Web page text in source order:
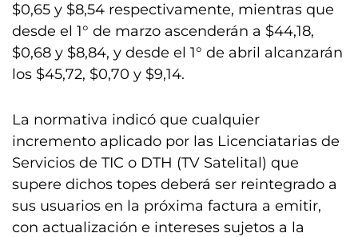
$0,65 y $8,54 respectivamente, mientras que
desde el 1° de marzo ascenderán a $44,18,
$0,68 y $8,84, y desde el 1° de abril alcanzarán
los $45,72, $0,70 y $9,14.
La normativa indicó que cualquier
incremento aplicado por las Licenciatarias de
Servicios de TIC o DTH (TV Satelital) que
supere dichos topes deberá ser reintegrado a
sus usuarios en la próxima factura a emitir,
con actualización e intereses sujetos a la